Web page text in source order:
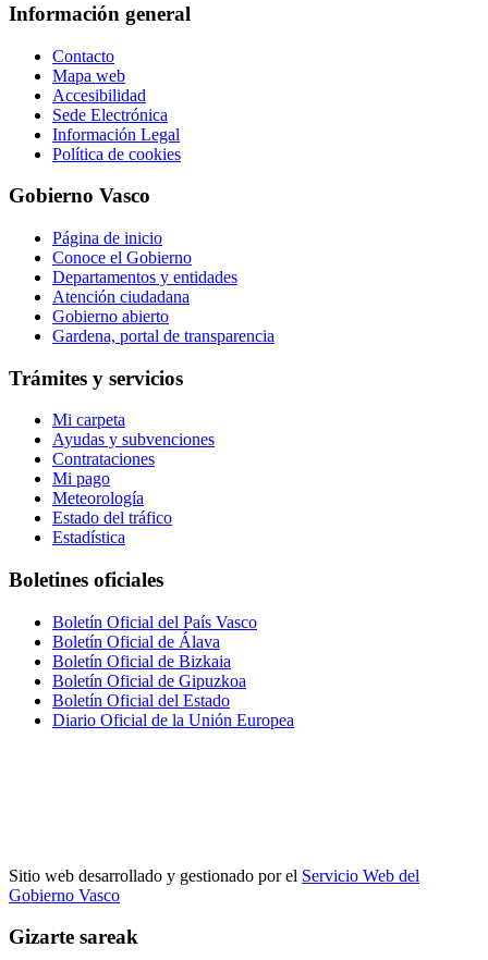
Información general
Contacto
Mapa web
Accesibilidad
Sede Electrónica
Información Legal
Política de cookies
Gobierno Vasco
Página de inicio
Conoce el Gobierno
Departamentos y entidades
Atención ciudadana
Gobierno abierto
Gardena, portal de transparencia
Trámites y servicios
Mi carpeta
Ayudas y subvenciones
Contrataciones
Mi pago
Meteorología
Estado del tráfico
Estadística
Boletines oficiales
Boletín Oficial del País Vasco
Boletín Oficial de Álava
Boletín Oficial de Bizkaia
Boletín Oficial de Gipuzkoa
Boletín Oficial del Estado
Diario Oficial de la Unión Europea
Sitio web desarrollado y gestionado por el Servicio Web del
Gobierno Vasco
Gizarte sareak